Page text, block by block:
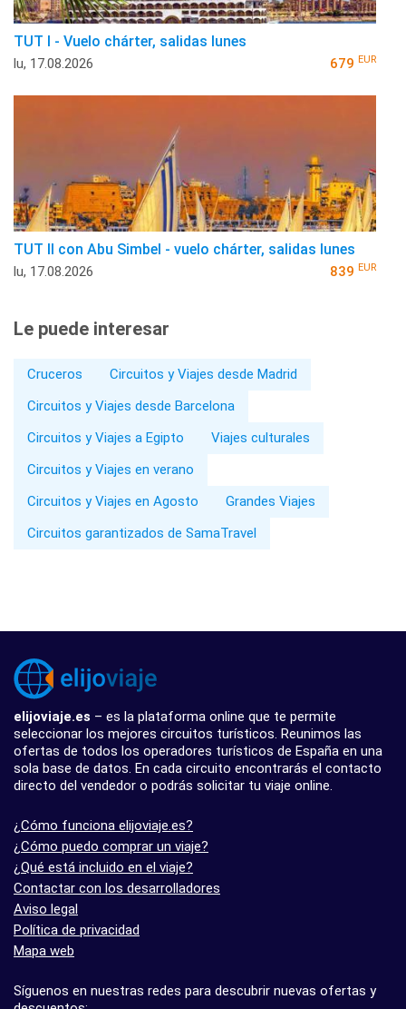
TUT I - Vuelo chárter, salidas lunes
lu, 17.08.2026 679 EUR
TUT II con Abu Simbel - vuelo chárter, salidas lunes
lu, 17.08.2026 839 EUR
Le puede interesar
Cruceros
Circuitos y Viajes desde Madrid
Circuitos y Viajes desde Barcelona
Circuitos y Viajes a Egipto
Viajes culturales
Circuitos y Viajes en verano
Circuitos y Viajes en Agosto
Grandes Viajes
Circuitos garantizados de SamaTravel
elijoviaje.es – es la plataforma online que te permite
seleccionar los mejores circuitos turísticos. Reunimos las
ofertas de todos los operadores turísticos de España en una
sola base de datos. En cada circuito encontrarás el contacto
directo del vendedor o podrás solicitar tu viaje online.
¿Cómo funciona elijoviaje.es?
¿Cómo puedo comprar un viaje?
¿Qué está incluido en el viaje?
Contactar con los desarrolladores
Aviso legal
Política de privacidad
Mapa web
Síguenos en nuestras redes para descubrir nuevas ofertas y